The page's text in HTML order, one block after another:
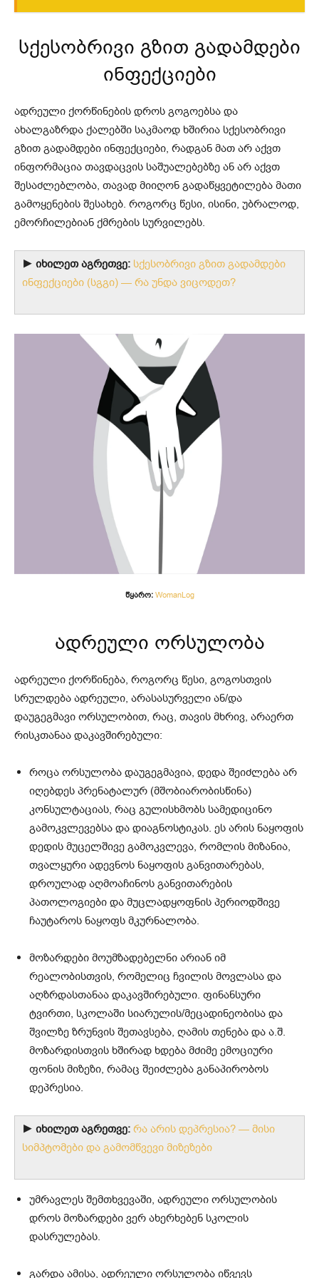
სქესობრივი გზით გადამდები
ინფექციები
ადრეული ქორწინების დროს გოგოებსა და
ახალგაზრდა ქალებში საკმაოდ ხშირია სქესობრივი
გზით გადამდები ინფექციები, რადგან მათ არ აქვთ
ინფორმაცია თავდაცვის საშუალებებზე ან არ აქვთ
შესაძლებლობა, თავად მიიღონ გადაწყვეტილება მათი
გამოყენების შესახებ. როგორც წესი, ისინი, უბრალოდ,
ემორჩილებიან ქმრების სურვილებს.
► იხილეთ აგრეთვე: სქესობრივი გზით გადამდები
ინფექციები (სგგი) — რა უნდა ვიცოდეთ?
წყარო: WomanLog
ადრეული ორსულობა
ადრეული ქორწინება, როგორც წესი, გოგოსთვის
სრულდება ადრეული, არასასურველი ან/და
დაუგეგმავი ორსულობით, რაც, თავის მხრივ, არაერთ
რისკთანაა დაკავშირებული:
როცა ორსულობა დაუგეგმავია, დედა შეიძლება არ
იღებდეს პრენატალურ (მშობიარობისწინა)
კონსულტაციას, რაც გულისხმობს სამედიცინო
გამოკვლევებსა და დიაგნოსტიკას. ეს არის ნაყოფის
დედის მუცელშივე გამოკვლევა, რომლის მიზანია,
თვალყური ადევნოს ნაყოფის განვითარებას,
დროულად აღმოაჩინოს განვითარების
პათოლოგიები და მუცლადყოფნის პერიოდშივე
ჩაუტაროს ნაყოფს მკურნალობა.
მოზარდები მოუმზადებელნი არიან იმ
რეალობისთვის, რომელიც ჩვილის მოვლასა და
აღზრდასთანაა დაკავშირებული. ფინანსური
ტვირთი, სკოლაში სიარულის/მეცადინეობისა და
შვილზე ზრუნვის შეთავსება, ღამის თენება და ა.შ.
მოზარდისთვის ხშირად ხდება მძიმე ემოციური
ფონის მიზეზი, რამაც შეიძლება განაპირობოს
დეპრესია.
► იხილეთ აგრეთვე: რა არის დეპრესია? — მისი
სიმპტომები და გამომწვევი მიზეზები
უმრავლეს შემთხვევაში, ადრეული ორსულობის
დროს მოზარდები ვერ ახერხებენ სკოლის
დასრულებას.
გარდა ამისა, ადრეული ორსულობა იწვევს